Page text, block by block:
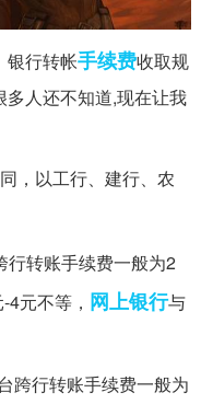
银行转帐手续费收取规
人还不知道,现在让我
，以工行、建行、农
行转账手续费一般为2
元不等， 网上银行与
跨行转账手续费一般为